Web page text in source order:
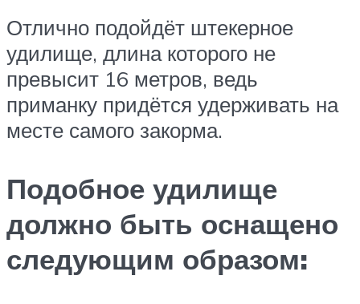
Отлично подойдёт штекерное
удилище, длина которого не
превысит 16 метров, ведь
приманку придётся удерживать на
месте самого закорма.
Подобное удилище
должно быть оснащено
следующим образом: